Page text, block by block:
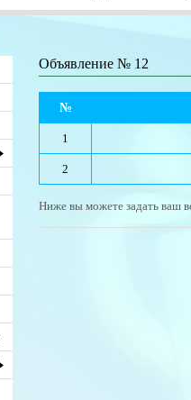
Объявление № 12
№
1
2
Ниже вы можете задать ваш